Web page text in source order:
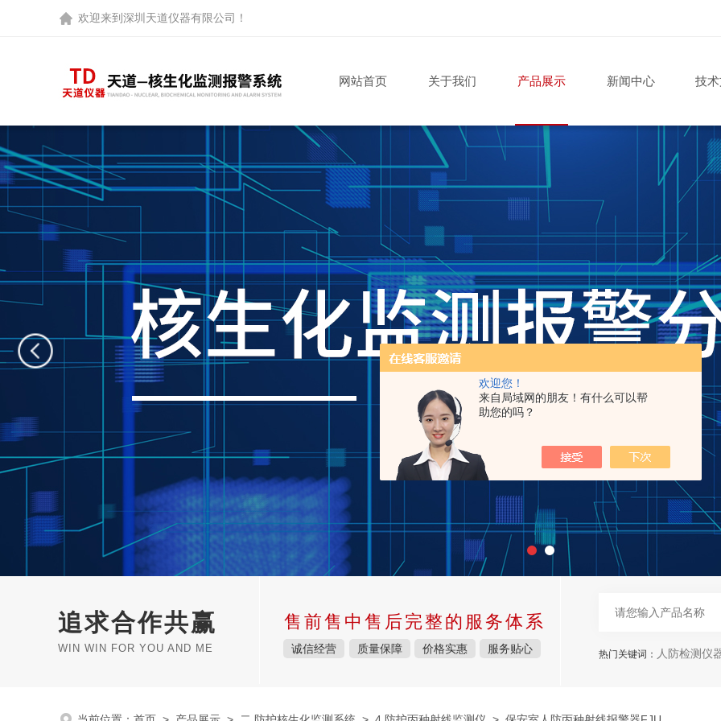
欢迎您！
来自局域网的朋友！有什么可以帮
助您的吗？
欢迎来到 深圳天道仪器有限公司 ！
网站首页 关于我们 产品展示 新闻中心 技
追求合作共赢
WIN WIN FOR YOU AND ME
售前售中售后完整的服务体系
诚信经营 质量保障 价格实惠 服务贴心 热门关键词： 人防检测仪